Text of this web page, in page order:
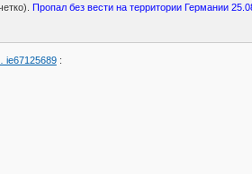
Пропал без вести на территории Германии
ie67125689: